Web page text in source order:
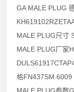
GA MALE PLUG
MALE PLUG尺寸
MALE PLUG厂家
格FN437SM 6009